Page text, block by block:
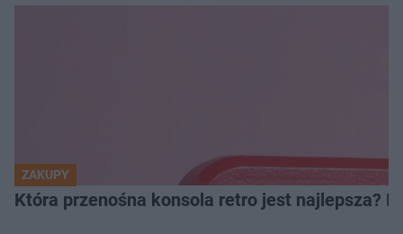
ZAKUPY
Która przenośna konsola retro jest najlepsza?